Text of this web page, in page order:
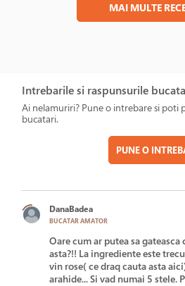
MAI MULTE
Intrebarile si raspunsurile
Ai nelamuriri? Pune o intrebare si poti
bucatari.
PUNE O
DanaBadea
BUCATAR AMATOR
Oare cum ar putea sa
asta?!! La ingrediente este
vin rose( ce draq cauta asta
arahide... Si vad numai 5 stele.